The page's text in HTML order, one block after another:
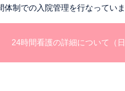
制での入院管理を行なっていま
24時間看護の詳細について（